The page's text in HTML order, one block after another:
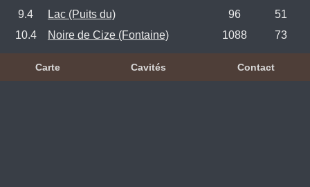
9.4
Lac (Puits du) 96
51
10.4
Noire de Cize (Fontaine) 1088 73
Carte Cavités Contact